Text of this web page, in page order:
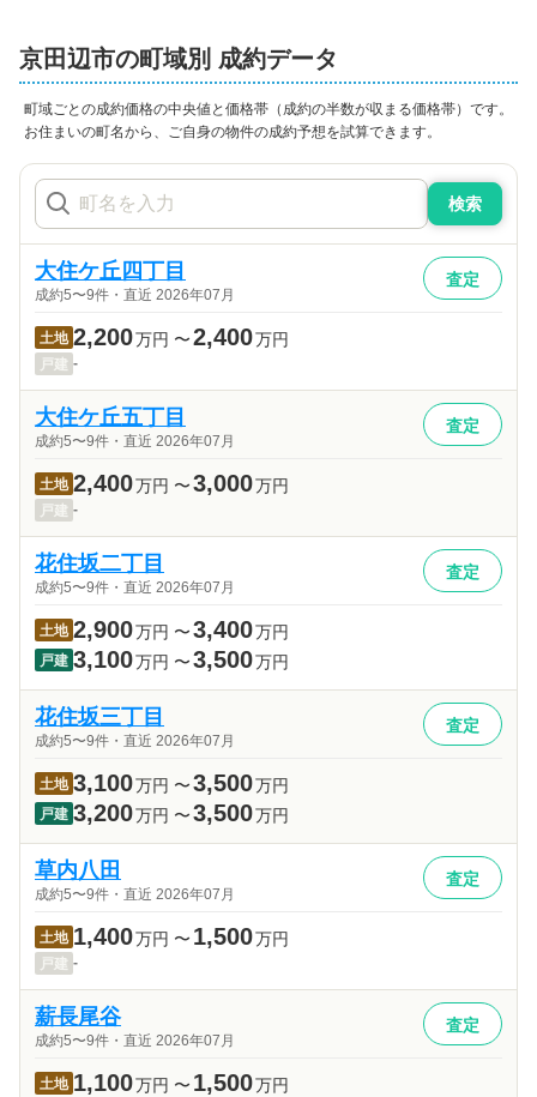
京田辺市の町域別 成約データ
町域ごとの成約価格の中央値と価格帯（成約の半数が収まる価格帯）です。
お住まいの町名から、ご自身の物件の成約予想を試算できます。
検索
大住ケ丘四丁目
成約5〜9件・直近 2026年07月
査定
土地 2,200万円 〜2,400万円
戸建 -
大住ケ丘五丁目
成約5〜9件・直近 2026年07月
査定
土地 2,400万円 〜3,000万円
戸建 -
花住坂二丁目
成約5〜9件・直近 2026年07月
査定
土地 2,900万円 〜3,400万円
戸建 3,100万円 〜3,500万円
花住坂三丁目
成約5〜9件・直近 2026年07月
査定
土地 3,100万円 〜3,500万円
戸建 3,200万円 〜3,500万円
草内八田
成約5〜9件・直近 2026年07月
査定
土地 1,400万円 〜 1,500万円
戸建 -
薪長尾谷
成約5〜9件・直近 2026年07月
査定
土地 1,100万円 〜 1,500万円